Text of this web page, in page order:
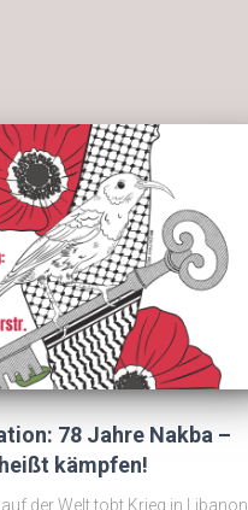
78 Jahre Nakba –
kämpfen!
der Welt tobt Krieg in Libanon,